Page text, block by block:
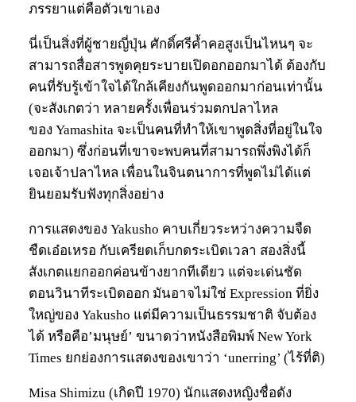
ภรรยาแต่คือตัวเขาเอง
นี่เป็นสิ่งที่ผู้ชายญี่ปุ่น ศักดิ์ศรีค้ำคอสูงเป็นไหนๆ จะ
สามารถสื่อสารพูดคุยระบายเปิดอกออกมาได้ ต้องกับ
คนที่รับรู้เข้าใจได้ใกล้เคียงกันพูดออกมาก่อนเท่านั้น
(จะสังเกตว่า หลายครั้งเพื่อนร่วมตกปลาไหล
ของ Yamashita จะเป็นคนที่ทำให้เขาพูดสิ่งที่อยู่ในใจ
ออกมา) ซึ่งก่อนที่เขาจะพบคนที่สามารถพึ่งพิงได้ก็
เจอเจ้าปลาไหล เพื่อนในจินตนาการที่พูดไม่ได้แต่
ยินยอมรับฟังทุกสิ่งอย่าง
การแสดงของ Yakusho คาบเกี่ยวระหว่างความจืด
ชืดเอ๋อเหรอ กับเครียดเก็บกดระเบิดเวลา สองสิ่งนี้
สังเกตแยกออกค่อนข้างยากทีเดียว แต่จะเด่นชัด
ตอนวินาทีระเบิดออก มันอาจไม่ใช่ Expression ที่ยิ่ง
ใหญ่ของ Yakusho แต่มีความเป็นธรรมชาติ จับต้อง
ได้ หรือคือ’มนุษย์’ ขนาดว่าหนังสือพิมพ์ New York
Times ยกย่องการแสดงของเขาว่า ‘unerring’ (ไร้ที่ติ)
Misa Shimizu (เกิดปี 1970) นักแสดงหญิงชื่อดัง